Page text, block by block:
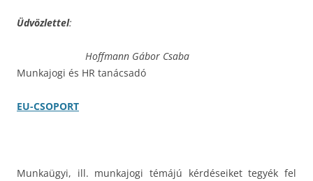
Üdvözlettel:
Hoffmann Gábor Csaba
Munkajogi és HR tanácsadó
EU-CSOPORT
Munkaügyi, ill. munkajogi témájú kérdéseiket tegyék fel